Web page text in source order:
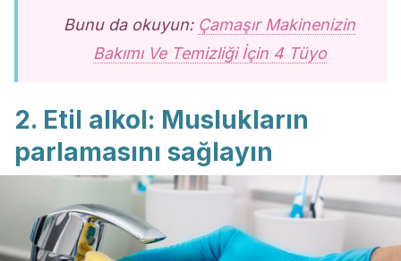
Bunu da okuyun: Çamaşır Makinenizin
Bakımı Ve Temizliği İçin 4 Tüyo
2. Etil alkol: Muslukların
parlamasını sağlayın